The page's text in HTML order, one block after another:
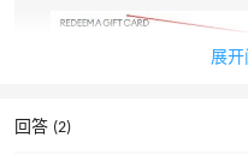
展开
回答 (2)